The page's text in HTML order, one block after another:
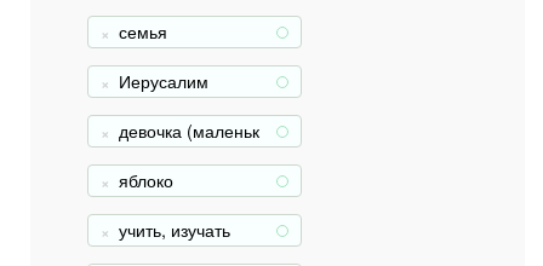
семья +
Иерусалим +
девочка (маленьк
ая, допубертатна
я)
+
яблоко +
учить, изучать +